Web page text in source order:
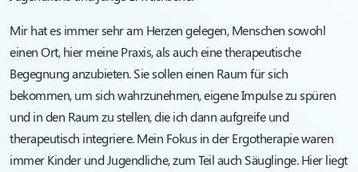
Mir hat es immer sehr am Herzen gelegen, Menschen sowohl
einen Ort, hier meine Praxis, als auch eine therapeutische
Begegnung anzubieten. Sie sollen einen Raum für sich
bekommen, um sich wahrzunehmen, eigene Impulse zu spüren
und in den Raum zu stellen, die ich dann aufgreife und
therapeutisch integriere. Mein Fokus in der Ergotherapie waren
immer Kinder und Jugendliche, zum Teil auch Säuglinge. Hier liegt